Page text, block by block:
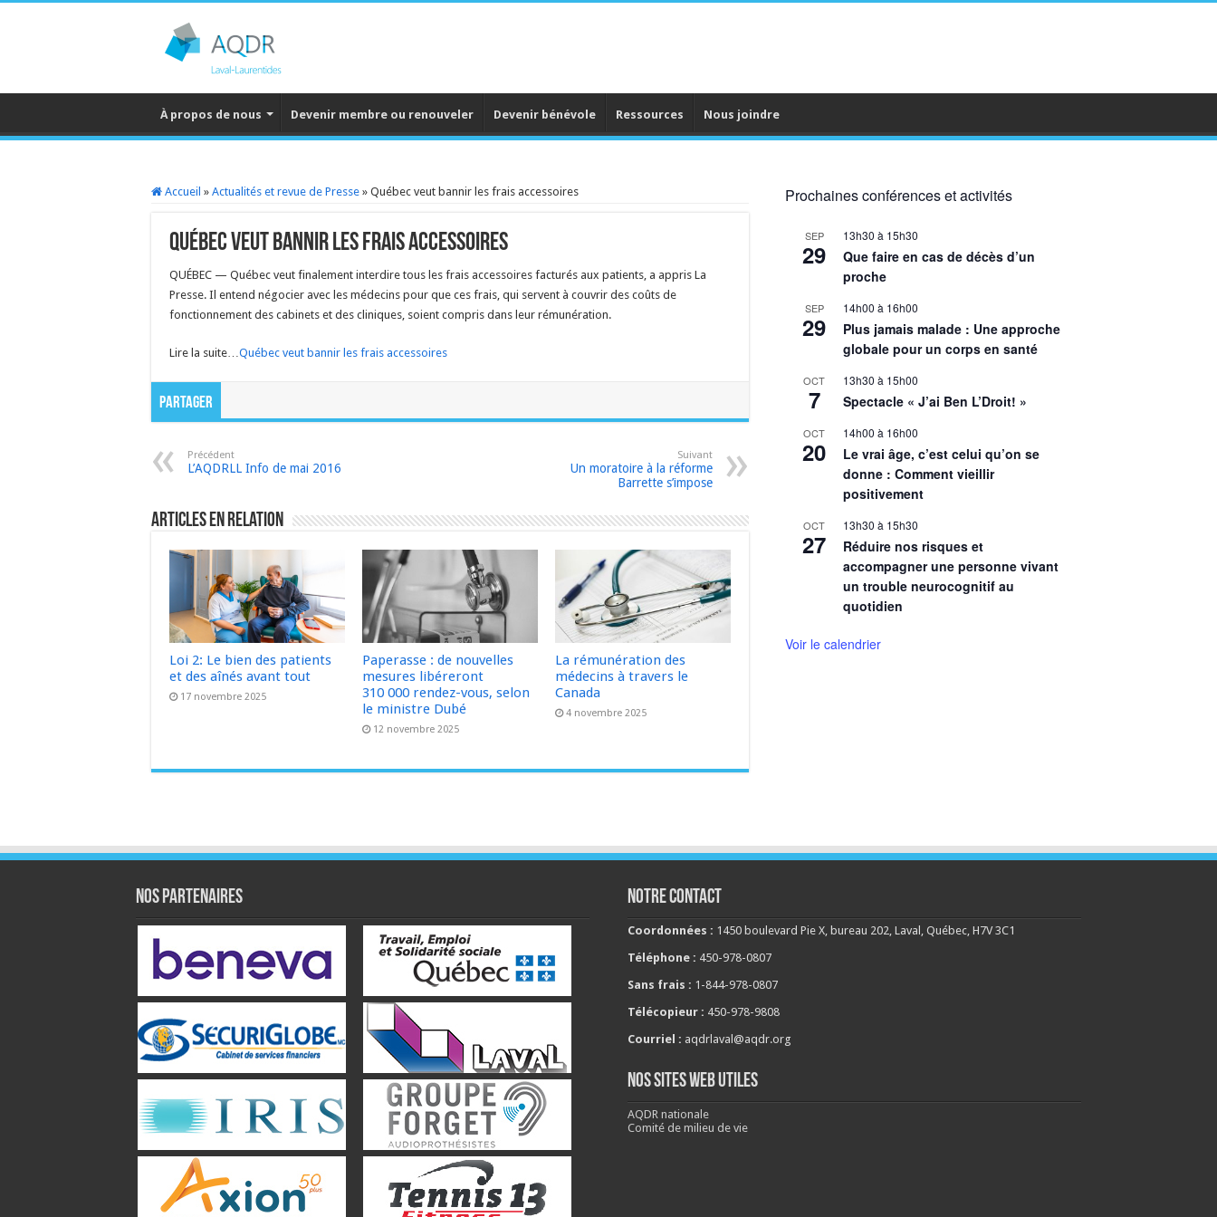
À propos de nous Devenir membre ou renouveler Devenir bénévole Ressources Nous joindre
Accueil » Actualités et revue de Presse » Québec veut bannir les frais accessoires
Québec veut bannir les frais accessoires
QUÉBEC — Québec veut finalement interdire tous les frais accessoires facturés aux patients, a appris La
Presse. Il entend négocier avec les médecins pour que ces frais, qui servent à couvrir des coûts de
fonctionnement des cabinets et des cliniques, soient compris dans leur rémunération.
Lire la suite…Québec veut bannir les frais accessoires
Partager
Précédent
L’AQDRLL Info de mai 2016
Suivant
Un moratoire à la réforme
Barrette s’impose
Articles en relation
Loi 2: Le bien des patients
et des aînés avant tout
17 novembre 2025
Paperasse : de nouvelles
mesures libéreront
310 000 rendez-vous, selon
le ministre Dubé
12 novembre 2025
La rémunération des
médecins à travers le
Canada
4 novembre 2025
Prochaines conférences et activités
SEP
29
13h30 à 15h30
Que faire en cas de décès d’un
proche
SEP
29
14h00 à 16h00
Plus jamais malade : Une approche
globale pour un corps en santé
OCT
7
13h30 à 15h00
Spectacle « J’ai Ben L’Droit! »
OCT
20
14h00 à 16h00
Le vrai âge, c’est celui qu’on se
donne : Comment vieillir
positivement
OCT
27
13h30 à 15h30
Réduire nos risques et
accompagner une personne vivant
un trouble neurocognitif au
quotidien
Voir le calendrier
NOS PARTENAIRES NOTRE CONTACT
Coordonnées : 1450 boulevard Pie X, bureau 202, Laval, Québec, H7V 3C1
Téléphone : 450-978-0807
Sans frais : 1-844-978-0807
Télécopieur : 450-978-9808
Courriel : aqdrlaval@aqdr.org
NOS SITES WEB UTILES
AQDR nationale
Comité de milieu de vie